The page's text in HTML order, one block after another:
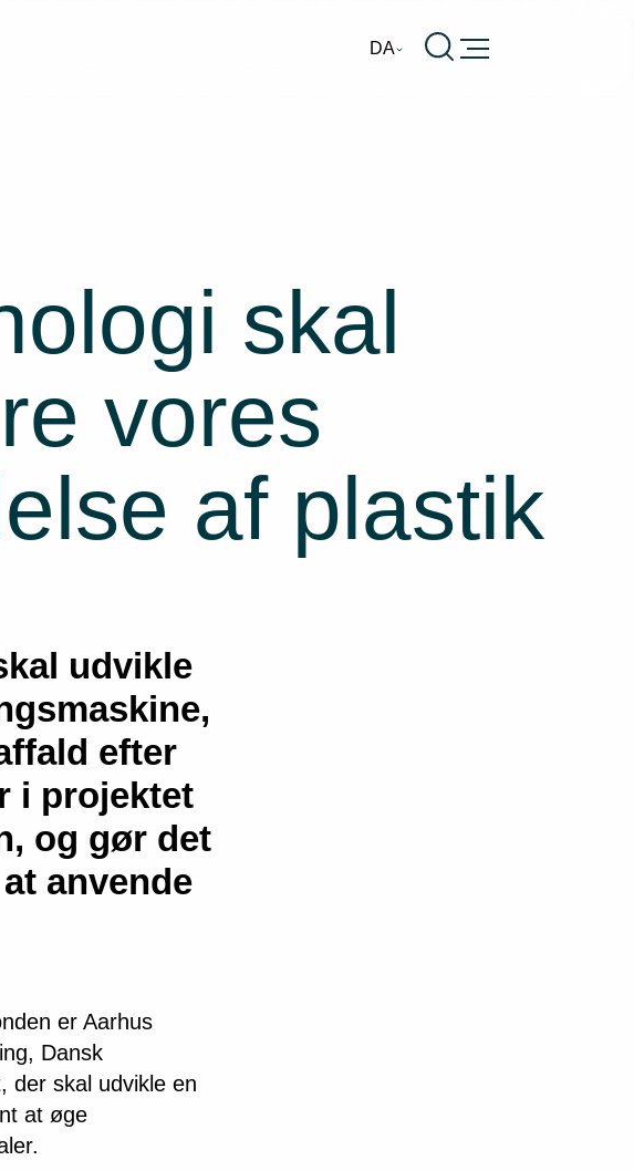
DA Burger
skal
vores
af plastik
udvikle
efter
i projektet
og gør det
anvende
er Aarhus
Dansk
der skal udvikle en
at øge